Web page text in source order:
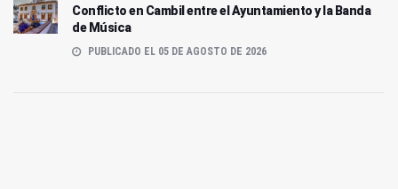
Conflicto en Cambil entre el Ayuntamiento y la Banda
de Música
PUBLICADO EL 05 DE AGOSTO DE 2026